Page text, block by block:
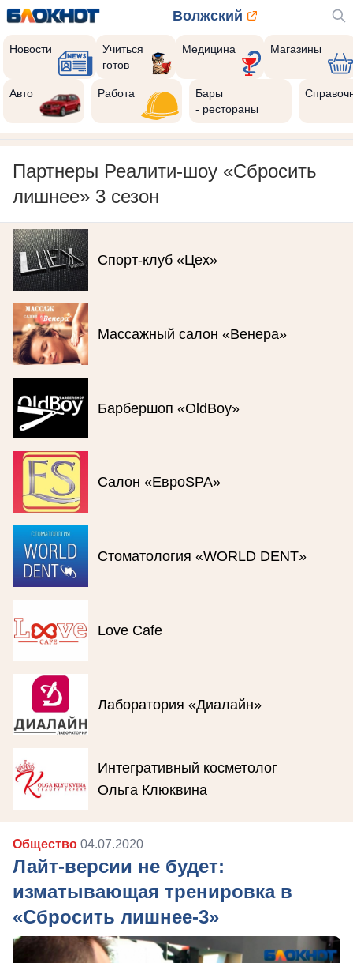
Волжский
Новости
Учиться
готов
Медицина Магазины
Авто Работа
Бары
- рестораны
Партнеры Реалити-шоу «Сбросить
лишнее» 3 сезон
Спорт-клуб «Цех»
Массажный салон «Венера»
Барбершоп «OldBoy»
Салон «ЕвроSPA»
Стоматология «WORLD DENT»
Love Cafe
Лаборатория «Диалайн»
Интегративный косметолог
Ольга Клюквина
Общество 04.07.2020
Лайт-версии не будет:
изматывающая тренировка в
«Сбросить лишнее-3»
Реклама закроется через:
РЕКЛАМА • ИП РУСТАМОВ Р. А. ИНН 343516870293